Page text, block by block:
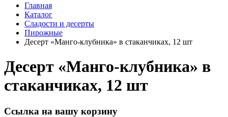
Главная
Каталог
Сладости и десерты
Пирожные
Десерт «Манго-клубника» в стаканчиках, 12 шт
Десерт «Манго-клубника» в
стаканчиках, 12 шт
Ссылка на вашу корзину